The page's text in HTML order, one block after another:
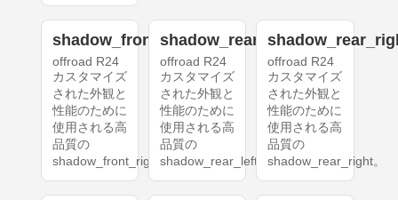
shadow_front_right
offroad R24
カスタマイズ
された外観と
性能のために
使用される高
品質の
shadow_front_right。
shadow_rear_left
offroad R24
カスタマイズ
された外観と
性能のために
使用される高
品質の
shadow_rear_left。
offroad R24
カスタマイズ
された外観と
性能のために
使用される高
品質の
shadow_rear_right。